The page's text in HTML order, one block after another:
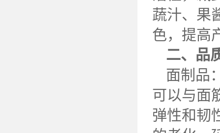
蔬汁、果
色，提高
二、品
面制品
可以与面
弹性和韧